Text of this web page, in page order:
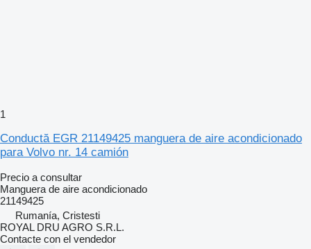
1
Conductă EGR 21149425 manguera de aire acondicionado
para Volvo nr. 14 camión
Precio a consultar
Manguera de aire acondicionado
21149425
Rumanía, Cristesti
ROYAL DRU AGRO S.R.L.
Contacte con el vendedor